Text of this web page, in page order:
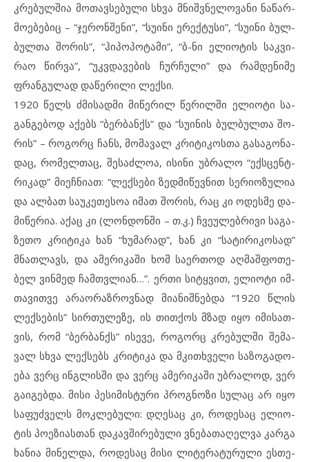
კრე­ბულ­შია მო­თავ­სე­ბული სხვა მნიშ­ვ­ნე­ლო­ვა­ნი ნა­წარ­
მო­ე­ბე­ბიც – “ჯე­რონ­შე­ნი”, “სუ­ი­ნი ერ­ექ­ტუ­სი”, “სუ­ი­ნი ბულ­
ბულ­თა შო­რის”, “ჰი­პო­პო­ტა­მი”, “ბ-ნი ელ­ი­ო­ტის საკ­ვი­
რაო წირ­ვა”, “უკვ­და­ვე­ბის ჩურჩუ­ლი” და რამ­დე­ნი­მე
ფრან­გუ­ლად და­წე­რი­ლი ლექ­სი.
1920 წელს ძმი­სად­მი მი­წე­რილ წე­რილ­ში ელ­ი­ო­ტი სა­
გან­გე­ბოდ აქ­ებს “ბერ­ბანქს” და “სუ­ი­ნის ბულ­ბულ­თა შო­
რის” – რო­გორც ჩანს, მო­მა­ვალ კრი­ტი­კოს­თა გა­სა­გო­ნა­
დაც, რო­მელ­თაც, შე­საძ­ლოა, ის­ი­ნი უბ­რა­ლო “ექს­ცენ­ტ­
რი­კად” მი­ეჩ­ნი­ათ: “ლექ­სე­ბი ზედ­მიწევ­ნით სე­რი­ო­ზუ­ლია
და ალ­ბათ სა­უ­კე­თე­სოა იმ­ათ შო­რის, რაც კი ოდ­ეს­მე და­
მი­წე­რია. აქ­აც კი (ლონ­დონ­ში – თ.კ.) ჩვე­უ­ლებ­რი­ვი სა­გა­
ზე­თო კრი­ტი­კა ხან “ხუ­მა­რად”, ხან კი “სა­ტი­რი­კო­სად”
მნათ­ლავს, და ამ­ე­რი­კა­ში ხომ სა­ერ­თოდ აღ­მაშ­ფო­თე­
ბელ ვინ­მედ ჩამთ­ვ­ლი­ან…”. ერ­თი სიტყ­ვით, ელ­ი­ო­ტი იმ­
თა­ვით­ვე არ­ა­ო­რაზ­როვ­ნად მი­ა­ნიშ­ნებ­და “1920 წლის
ლექ­სე­ბის” სირ­თუ­ლე­ზე, ის თით­ქოს მზად იყო იმ­ი­სათ­
ვის, რომ “ბერ­ბანქს” ის­ე­ვე, რო­გორც კრე­ბულ­ში შე­მა­
ვალ სხვა ლექ­სებს კრი­ტი­კა და მკითხ­ვე­ლი სა­ზო­გა­დო­
ე­ბა ვერც ინგ­ლის­ში და ვერც ამ­ე­რი­კა­ში უბ­რა­ლოდ, ვერ
გა­ი­გებ­და. მი­სი პე­სი­მის­ტუ­რი პროგ­ნო­ზი სუ­ლაც არ იყო
სა­ფუძ­ველს მოკ­ლე­ბუ­ლი: დღე­საც კი, რო­დე­საც ელ­ი­ო­
ტის პოეზ­ი­ას­თან და­კავ­ში­რე­ბუ­ლი ვნე­ბა­თა­ღელ­ვა კარ­გა
ხა­ნია მი­ნელ­და, რო­დე­საც მი­სი ლი­ტე­რა­ტუ­რუ­ლი ეს­თე­